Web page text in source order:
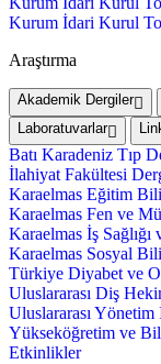
Kurum İdari Kurul
Araştırma
Akademik Dergiler
Laboratuvarlar
Batı Karadeniz Tıp
İlahiyat Fakültesi
Karaelmas Eğitim
Karaelmas Fen ve
Karaelmas İş
Karaelmas Sosyal
Türkiye Diyabet ve
Uluslararası Diş
Uluslararası
Yükseköğretim ve
Etkinlikler